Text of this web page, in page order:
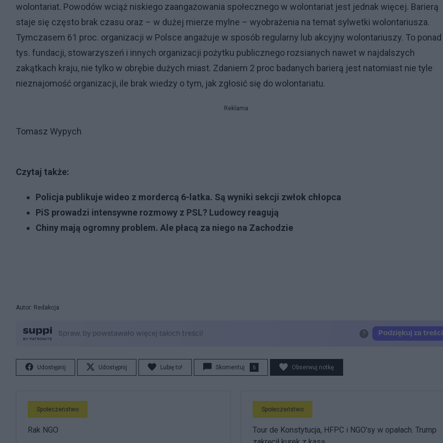
wolontariat. Powodów wciąż niskiego zaangażowania społecznego w wolontariat jest jednak więcej. Barierą
staje się często brak czasu oraz – w dużej mierze mylne – wyobrażenia na temat sylwetki wolontariusza.
Tymczasem 61 proc. organizacji w Polsce angażuje w sposób regularny lub akcyjny wolontariuszy. To
tys. fundacji, stowarzyszeń i innych organizacji pożytku publicznego rozsianych nawet w najdalszych
zakątkach kraju, nie tylko w obrębie dużych miast. Zdaniem 2 proc badanych barierą jest natomiast nie tyle
nieznajomość organizacji, ile brak wiedzy o tym, jak zgłosić się do wolontariatu.
Reklama
Tomasz Wypych
Czytaj także:
Policja publikuje wideo z mordercą 6-latka. Są wyniki sekcji zwłok chłopca
PiS prowadzi intensywne rozmowy z PSL? Ludowcy reagują
Chiny mają ogromny problem. Ale płacą za niego na Zachodzie
Autor: Redakcja
Udostępnij Udostępnij Lubię to! Skomentuj 6 Obserwuj notkę
Społeczeństwo
Rak NGO
Społeczeństwo
Tour de Konstytucja, HFPC i NGO'sy w opałach. Trump